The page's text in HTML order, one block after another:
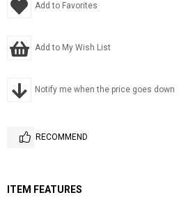
Add to Favorites
Add to My Wish List
Notify me when the price goes down
RECOMMEND
ITEM FEATURES